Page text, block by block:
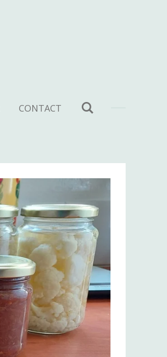
CONTACT